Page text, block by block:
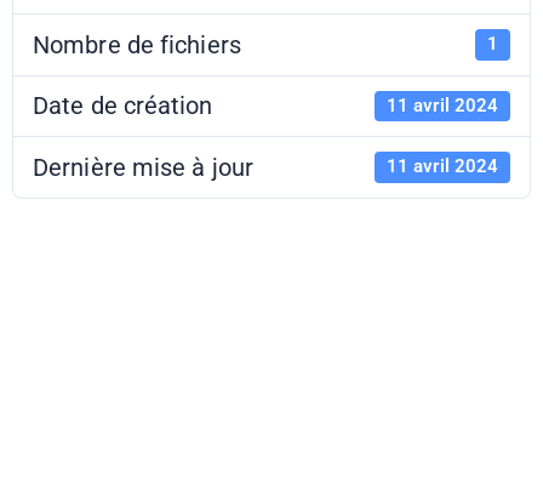
Nombre de fichiers 1
Date de création 11 avril 2024
Dernière mise à jour 11 avril 2024